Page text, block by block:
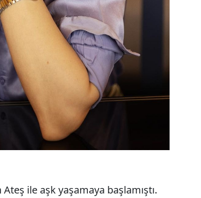
ile aşk yaşamaya başlamıştı.